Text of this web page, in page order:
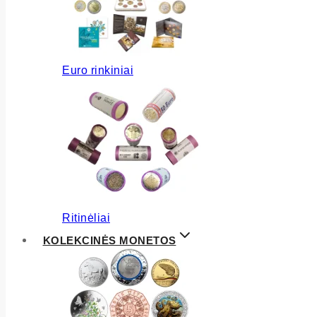
Euro rinkiniai
Ritinėliai
KOLEKCINĖS MONETOS